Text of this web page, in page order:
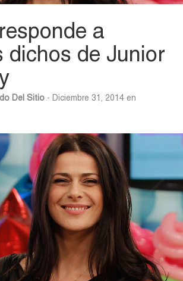
a
dichos de Junior
Del Sitio - Diciembre 31, 2014 en